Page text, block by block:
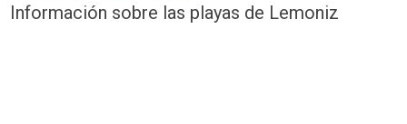
Información sobre las playas de Lemoniz